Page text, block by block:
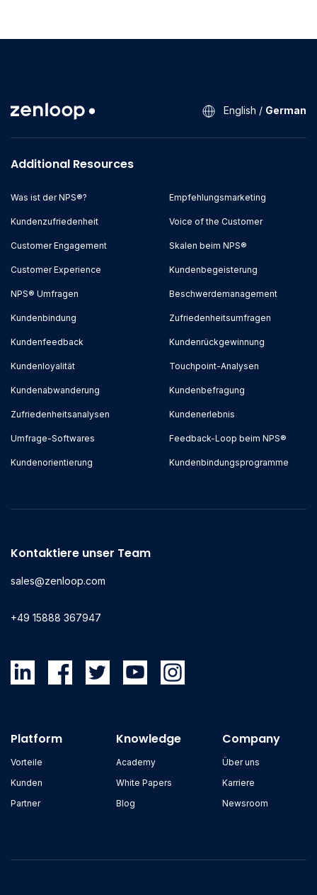
English / German
Additional Resources
Was ist der NPS®?
Kundenzufriedenheit
Customer Engagement
Customer Experience
NPS® Umfragen
Kundenbindung
Empfehlungsmarketing
Voice of the Customer
Skalen beim NPS®
Kundenbegeisterung
Beschwerdemanagement
Zufriedenheitsumfragen
Kundenfeedback
Kundenloyalität
Kundenabwanderung
Zufriedenheitsanalysen
Umfrage-Softwares
Kundenorientierung
Kundenrückgewinnung
Touchpoint-Analysen
Kundenbefragung
Kundenerlebnis
Feedback-Loop beim NPS®
Kundenbindungsprogramme
Kontaktiere unser Team
sales@zenloop.com
+49 15888 367947
Platform
Vorteile
Kunden
Partner
Knowledge
Academy
White Papers
Blog
Company
Über uns
Karriere
Newsroom